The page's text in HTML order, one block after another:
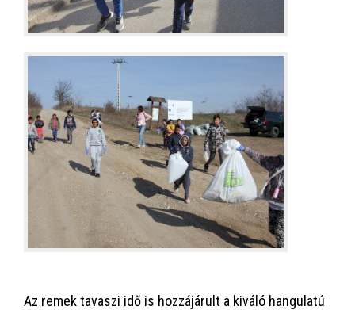
Az remek tavaszi idő is hozzájárult a kiváló hangulatú